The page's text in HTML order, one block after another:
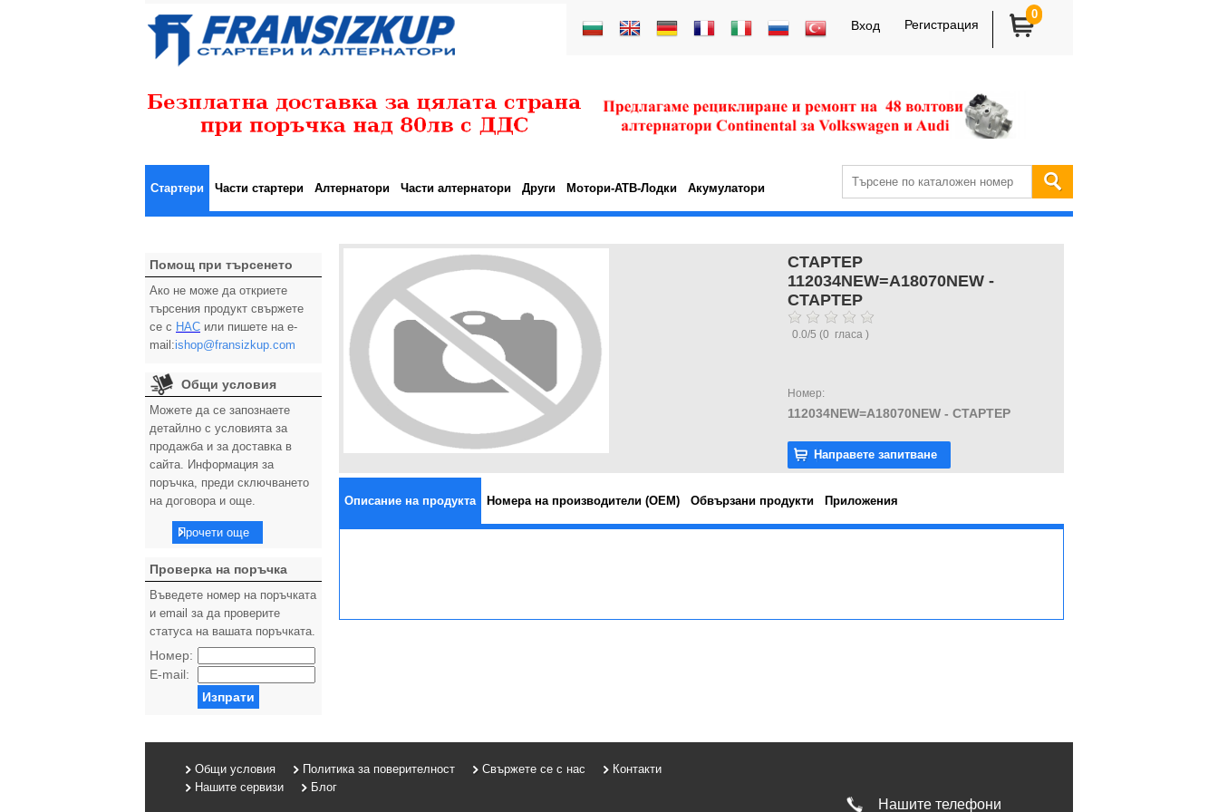
Вход Регистрация
0
Стартери Части стартери Алтернатори Части алтернатори Други Мотори-АТВ-Лодки Акумулатори
Помощ при търсенето
Ако не може да откриете
търсения продукт свържете
се с НАС или пишете на e-
mail:ishop@fransizkup.com
Общи условия
Можете да се запознаете
детайлно с условията за
продажба и за доставка в
сайта. Информация за
поръчка, преди сключването
на договора и още.
Прочети още
Проверка на поръчка
Въведете номер на поръчката
и email за да проверите
статуса на вашата поръчката.
Номер:
E-mail:
Изпрати
СТАРТЕР
112034NEW=A18070NEW -
СТАРТЕР
0.0/5 (0 гласа )
Номер:
112034NEW=A18070NEW - СТАРТЕР
Направете запитване
Описание на продукта Номера на производители (OEM) Обвързани продукти Приложения
Общи условия Политика за поверителност Свържете се с нас
Контакти
Нашите сервизи
Блог
Нашите телефони